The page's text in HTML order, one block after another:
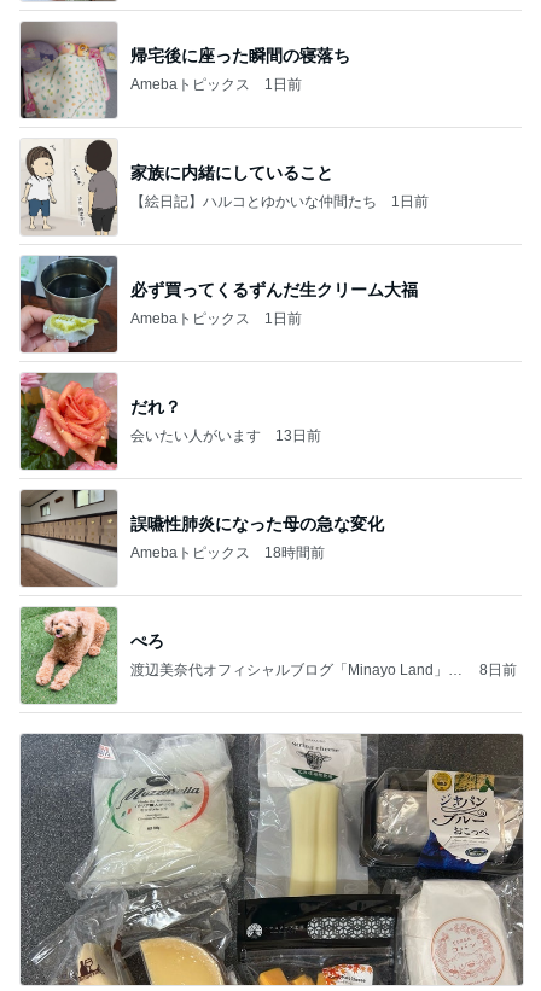
帰宅後に座った瞬間の寝落ち
Amebaトピックス 1日前
家族に内緒にしていること
【絵日記】ハルコとゆかいな仲間たち 1日前
必ず買ってくるずんだ生クリーム大福
Amebaトピックス 1日前
だれ？
会いたい人がいます 13日前
誤嚥性肺炎になった母の急な変化
Amebaトピックス 18時間前
ぺろ
渡辺美奈代オフィシャルブログ「Minayo Land」P
8日前